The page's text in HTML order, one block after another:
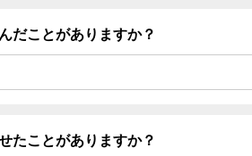
だことがありますか？
たことがありますか？